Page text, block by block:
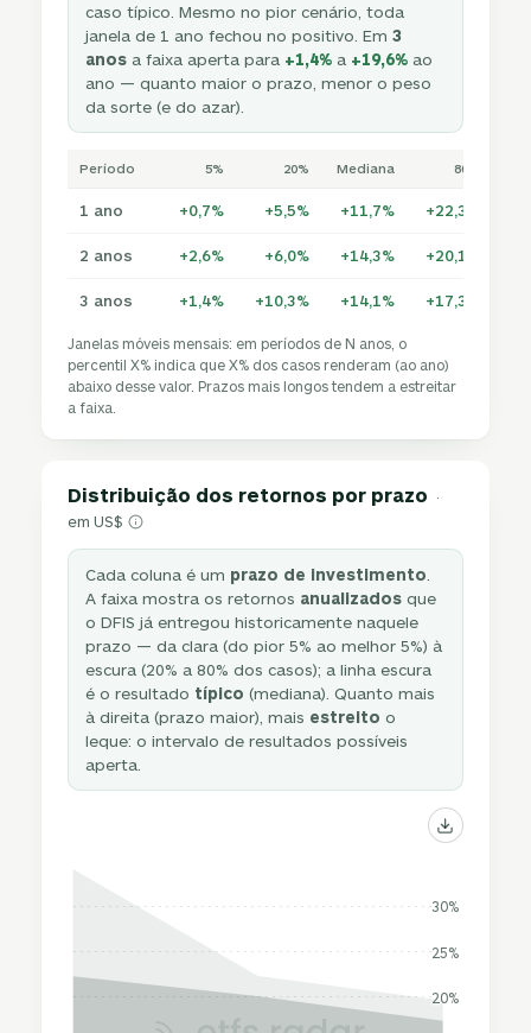
caso típico. Mesmo no pior cenário, toda
janela de 1 ano fechou no positivo. Em3
anos a faixa aperta para +1,4% a +19,6% ao
ano — quanto maior o prazo, menor o peso
da sorte (e do azar).
Período 5% 20% Mediana 80%
1 ano +0,7% +5,5% +11,7% +22,3%
2 anos +2,6% +6,0% +14,3% +20,1%
3 anos +1,4% +10,3% +14,1% +17,3%
Janelas móveis mensais: em períodos de N anos, o
percentil X% indica que X% dos casos renderam (ao ano)
abaixo desse valor. Prazos mais longos tendem a estreitar
a faixa.
Distribuição dos retornos por prazo ·
em US$
Cada coluna é um prazo de investimento
A faixa mostra os retornos anualizados que
o DFIS já entregou historicamente naquele
prazo — da clara (do pior 5% ao melhor 5%) à
escura (20% a 80% dos casos); a linha escura
é o resultado típico (mediana). Quanto mais
à direita (prazo maior), mais estreito o
leque: o intervalo de resultados possíveis
aperta.
20%
25%
30%